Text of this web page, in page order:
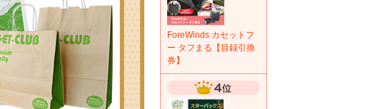
ForeWinds カセットフ
ー タフまる【目録引換
券】